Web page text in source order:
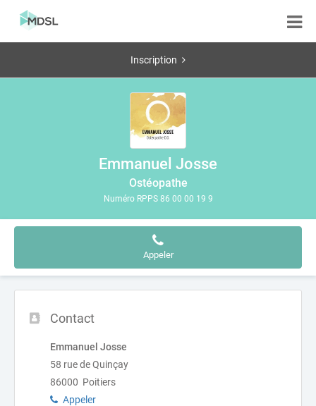
Inscription
Emmanuel Josse
Ostéopathe
Numéro RPPS 86 00 00 19 9
Appeler
Contact
Emmanuel Josse
58 rue de Quinçay
86000 Poitiers
Appeler